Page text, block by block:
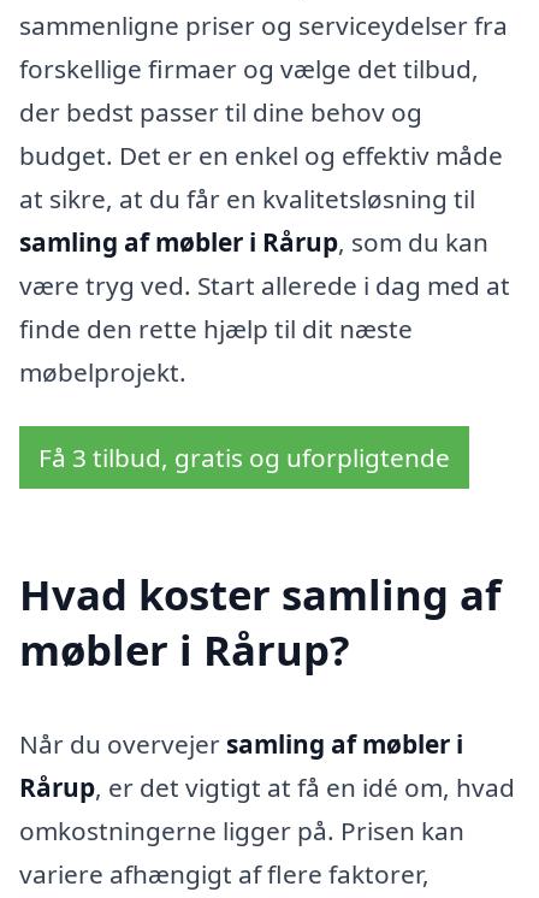
sammenligne priser og serviceydelser fra
forskellige firmaer og vælge det tilbud,
der bedst passer til dine behov og
budget. Det er en enkel og effektiv måde
at sikre, at du får en kvalitetsløsning til
samling af møbler i Rårup, som du kan
være tryg ved. Start allerede i dag med at
finde den rette hjælp til dit næste
møbelprojekt.
Få 3 tilbud, gratis og uforpligtende
Hvad koster samling af
møbler i Rårup?
Når du overvejer samling af møbler i
Rårup, er det vigtigt at få en idé om, hvad
omkostningerne ligger på. Prisen kan
variere afhængigt af flere faktorer,